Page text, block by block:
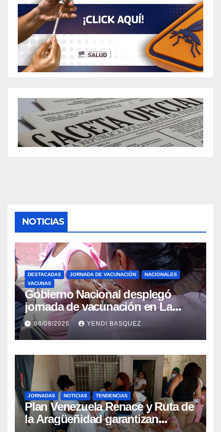
NOTICIAS
DESTACADAS JORNADA DE VACUNACIÓN
NACIONALES
VACUNAS
Gobierno Nacional desplegó
jornada de vacunación en La
Guaira para garantizar protección
epidemiológica
08/08/2026 YENDI BASQUEZ
JORNADAS NOTICIAS TENDENCIAS
Plan Venezuela Renace y Ruta de
la Aragüeñidad garantizan